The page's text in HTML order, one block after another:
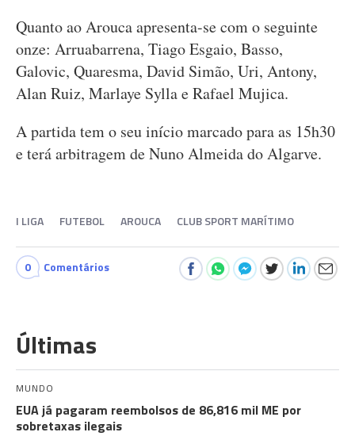
Quanto ao Arouca apresenta-se com o seguinte
onze: Arruabarrena, Tiago Esgaio, Basso,
Galovic, Quaresma, David Simão, Uri, Antony,
Alan Ruiz, Marlaye Sylla e Rafael Mujica.
A partida tem o seu início marcado para as 15h30
e terá arbitragem de Nuno Almeida do Algarve.
I LIGA FUTEBOL AROUCA CLUB SPORT MARÍTIMO
0 Comentários
Últimas
MUNDO
EUA já pagaram reembolsos de 86,816 mil ME por
sobretaxas ilegais